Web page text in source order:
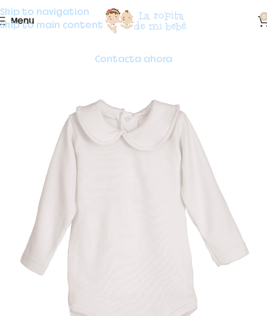
Skip to navigation
Skip to main content
Menu 0
Contacta ahora